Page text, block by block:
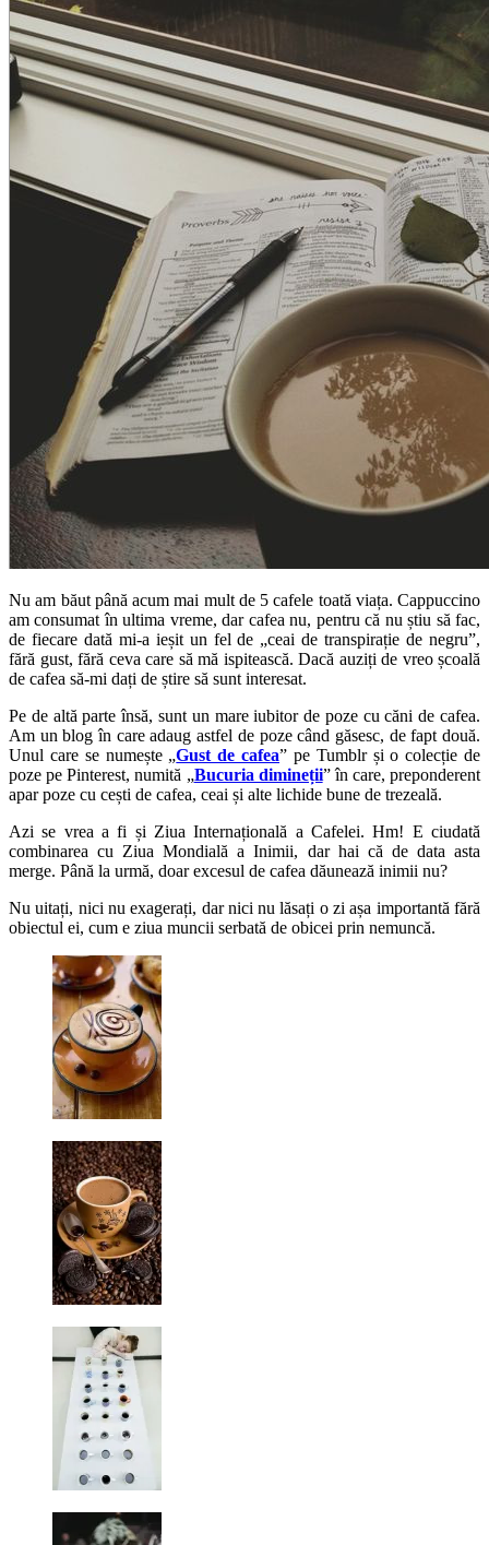
Nu am băut până acum mai mult de 5 cafele toată viața. Cappuccino
am consumat în ultima vreme, dar cafea nu, pentru că nu știu să fac,
de fiecare dată mi-a ieșit un fel de „ceai de transpirație de negru”,
fără gust, fără ceva care să mă ispitească. Dacă auziți de vreo școală
de cafea să-mi dați de știre să sunt interesat.
Pe de altă parte însă, sunt un mare iubitor de poze cu căni de cafea.
Am un blog în care adaug astfel de poze când găsesc, de fapt două.
Unul care se numește „Gust de cafea” pe Tumblr și o colecție de
poze pe Pinterest, numită „Bucuria dimineții” în care, preponderent
apar poze cu cești de cafea, ceai și alte lichide bune de trezeală.
Azi se vrea a fi și Ziua Internațională a Cafelei. Hm! E ciudată
combinarea cu Ziua Mondială a Inimii, dar hai că de data asta
merge. Până la urmă, doar excesul de cafea dăunează inimii nu?
Nu uitați, nici nu exagerați, dar nici nu lăsați o zi așa importantă fără
obiectul ei, cum e ziua muncii serbată de obicei prin nemuncă.